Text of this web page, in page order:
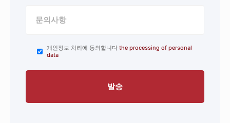
개인정보 처리에 동의합니다the processing of personal
data